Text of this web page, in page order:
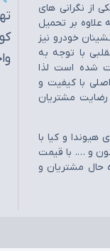
از نگراني هاي
بر تحميل
خودرو نيز
با توجه به
شده است لذا
با کيفيت و
مشتريان
هيوندا و کيا با
و …. با قيمت
حال مشتريان و